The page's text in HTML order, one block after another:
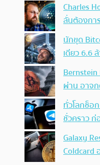
Charles
ลั่นต้องกา
นักขุด
เดียว 6.6
Bernstein
ผ่าน อาจ
ทั่วโลกช็อ
ชั่วคราว
Galaxy
Coldcard